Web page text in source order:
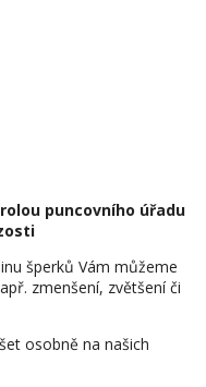
puncovního úřadu
šperků Vám můžeme
zmenšení, zvětšení či
osobně na našich